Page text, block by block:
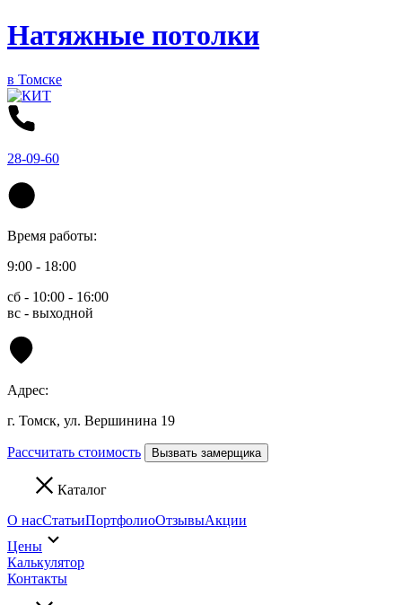
Натяжные потолки
в Томске
28-09-60
Время работы:
9:00 - 18:00
сб - 10:00 - 16:00
вс - выходной
Адрес:
г. Томск, ул. Вершинина 19
Рассчитать стоимость Вызвать замерщика
Каталог
О насСтатьиПортфолиоОтзывыАкции
Цены
Калькулятор
Контакты